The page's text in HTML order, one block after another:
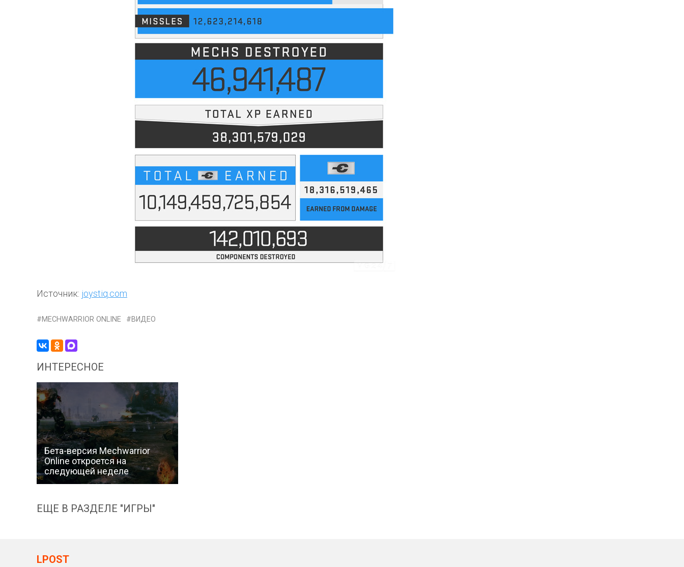
Источник: joystiq.com
MECHWARRIOR ONLINE ВИДЕО
ИНТЕРЕСНОЕ
Бета-версия Mechwarrior
Online откроется на
следующей неделе
ЕЩЕ В РАЗДЕЛЕ "ИГРЫ"
LPOST